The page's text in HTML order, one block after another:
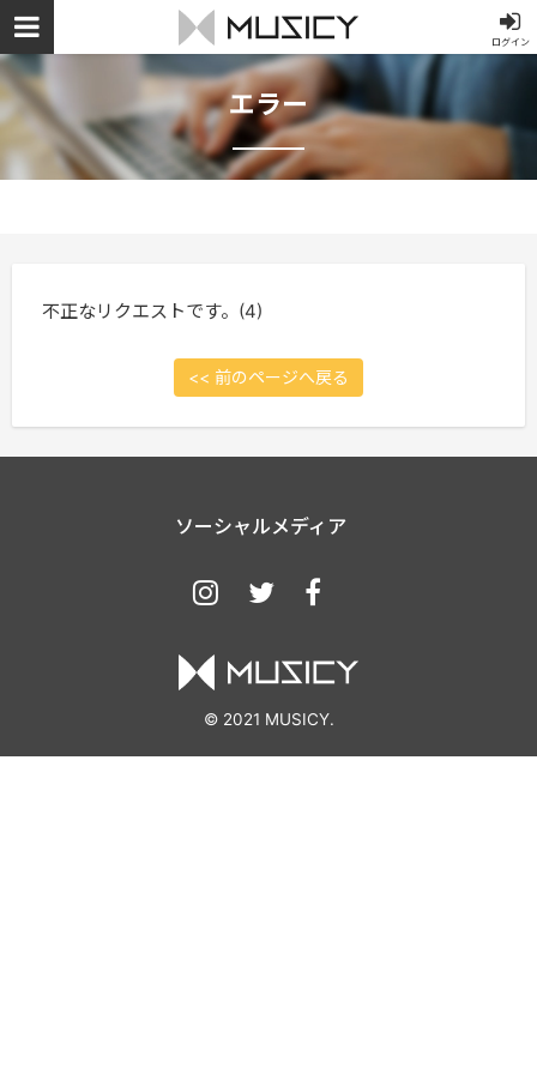
ログイン
エラー
不正なリクエストです。(4)
<< 前のページへ戻る
ソーシャルメディア
© 2021 MUSICY.